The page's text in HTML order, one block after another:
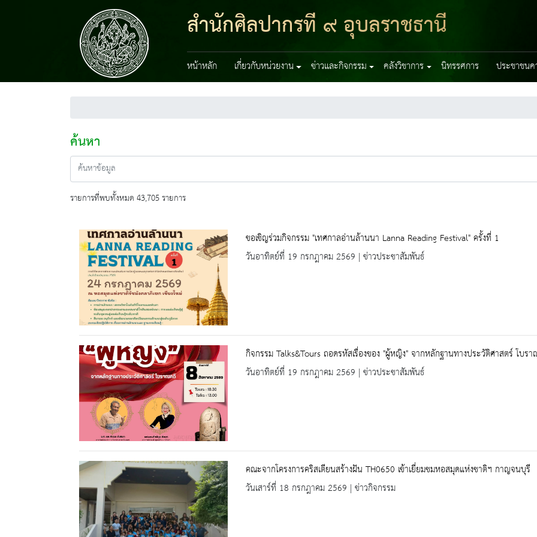
สำนักศิลปากรที่ ๙ อุบลราชธานี
หน้าหลัก เกี่ยวกับหน่วยงาน ข่าวและกิจกรรม คลังวิชาการ นิทรรศการ ประชาชน
ค้นหา
รายการที่พบทั้งหมด 43,705 รายการ
ขอเชิญร่วมกิจกรรม "เทศกาลอ่านล้านนา Lanna Reading Festival" ครั้งที่ 1
วันอาทิตย์ที่ 19 กรกฎาคม 2569 | ข่าวประชาสัมพันธ์
กิจกรรม Talks&Tours ถอดรหัสเรื่องของ "ผู้หญิง" จากหลักฐานทางประวัติศาสตร์ โบร
วันอาทิตย์ที่ 19 กรกฎาคม 2569 | ข่าวประชาสัมพันธ์
คณะจากโครงการคริสเตียนสร้างฝัน TH0650 เข้าเยี่ยมชมหอสมุดแห่งชาติฯ กาญจนบุรี
วันเสาร์ที่ 18 กรกฎาคม 2569 | ข่าวกิจกรรม